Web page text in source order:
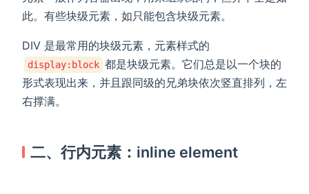
此。有些块级元素，如只能包含块级元素。
DIV 是最常用的块级元素，元素样式的
display:block 都是块级元素。它们总是以一个块的
形式表现出来，并且跟同级的兄弟块依次竖直排列，左
右撑满。
二、行内元素：inline element